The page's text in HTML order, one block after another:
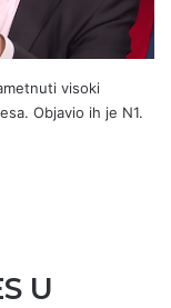
visoki
Objavio ih je N1.
U